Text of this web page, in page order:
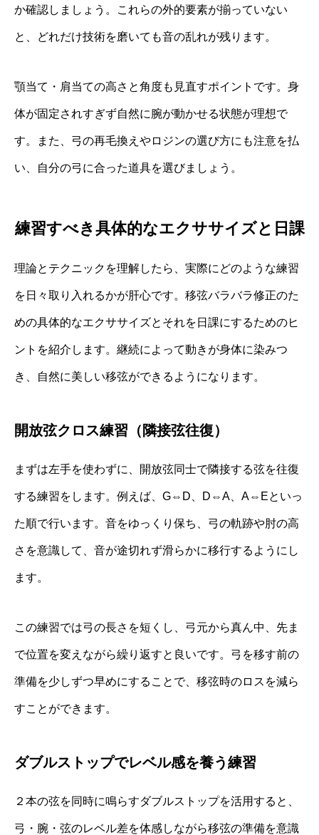
か確認しましょう。これらの外的要素が揃っていない
と、どれだけ技術を磨いても音の乱れが残ります。
顎当て・肩当ての高さと角度も見直すポイントです。身
体が固定されすぎず自然に腕が動かせる状態が理想で
す。また、弓の再毛換えやロジンの選び方にも注意を払
い、自分の弓に合った道具を選びましょう。
練習すべき具体的なエクササイズと日課
理論とテクニックを理解したら、実際にどのような練習
を日々取り入れるかが肝心です。移弦バラバラ修正のた
めの具体的なエクササイズとそれを日課にするためのヒ
ントを紹介します。継続によって動きが身体に染みつ
き、自然に美しい移弦ができるようになります。
開放弦クロス練習（隣接弦往復）
まずは左手を使わずに、開放弦同士で隣接する弦を往復
する練習をします。例えば、G⇔D、D⇔A、A⇔Eといっ
た順で行います。音をゆっくり保ち、弓の軌跡や肘の高
さを意識して、音が途切れず滑らかに移行するようにし
ます。
この練習では弓の長さを短くし、弓元から真ん中、先ま
で位置を変えながら繰り返すと良いです。弓を移す前の
準備を少しずつ早めにすることで、移弦時のロスを減ら
すことができます。
ダブルストップでレベル感を養う練習
２本の弦を同時に鳴らすダブルストップを活用すると、
弓・腕・弦のレベル差を体感しながら移弦の準備を意識